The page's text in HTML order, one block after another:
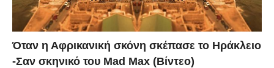
Όταν η Αφρικανική σκόνη σκέπασε το Ηράκλειο
-Σαν σκηνικό του Mad Max (Βίντεο)